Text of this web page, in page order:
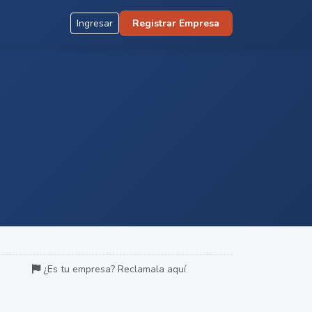
Ingresar Registrar Empresa
¿Es tu empresa? Reclamala aquí